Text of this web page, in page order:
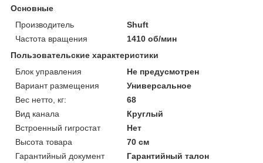
Основные
Производитель
Shuft
Частота вращения
1410 об/мин
Пользовательские характеристики
Блок управления
Не предусмотрен
Вариант размещения
Универсальное
Вес нетто, кг:
68
Вид канала
Круглый
Встроенный гигростат
Нет
Высота товара
70 см
Гарантийный документ
Гарантийный талон